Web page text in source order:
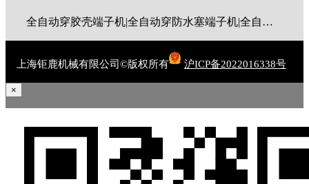
全自动穿胶壳端子机|全自动穿防水塞端子机|全自动穿热缩管端子机|全自动穿护套端子机|全自动穿号码管端子机|全自动端子机|全自动穿防水栓端子机|端子压着机|端子压接机|静音端子机|多芯线端子机|护套线端子机|全自动排线端子机|新能源大平方压接机|电脑剥线机|自动剥线机|裁线机|剥线机
上海钜鹿机械有限公司©版权所有 沪ICP备2022016338号
×